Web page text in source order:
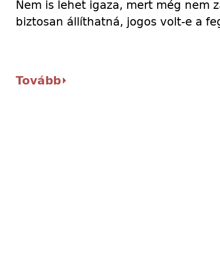
Nem is lehet igaza, mert még nem
biztosan állíthatná, jogos volt-e a
Tovább